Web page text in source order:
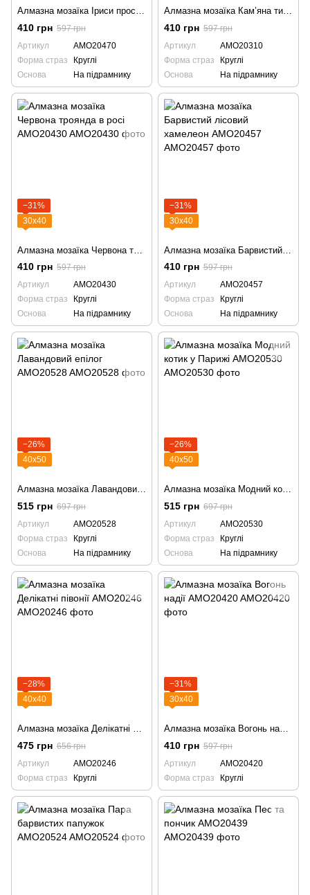
Алмазна мозаїка Іриси просто неба AMO20470
410 грн 597 грн
Артикул
AMO20470
Форма страз
Круглі
Основа
На підрамнику
Алмазна мозаїка Кам’яна тиша AMO20310
410 грн 597 грн
Артикул
AMO20310
Форма страз
Круглі
Основа
На підрамнику
−31%
30х40
410 грн 597 грн
Артикул
AMO20430
Форма страз
Круглі
Основа
На підрамнику
−31%
30х40
410 грн 597 грн
Артикул
AMO20457
Форма страз
Круглі
Основа
На підрамнику
−26%
40х50
Алмазна мозаїка Лавандовий епілог AMO20528
515 грн 697 грн
Артикул
AMO20528
Форма страз
Круглі
Основа
На підрамнику
−26%
40х50
Алмазна мозаїка Модний котик у Парижі AMO20530
515 грн 697 грн
Артикул
AMO20530
Форма страз
Круглі
Основа
На підрамнику
−28%
40х40
475 грн 656 грн
Артикул
AMO20246
Форма страз
Круглі
−31%
30х40
410 грн 597 грн
Артикул
AMO20420
Форма страз
Круглі